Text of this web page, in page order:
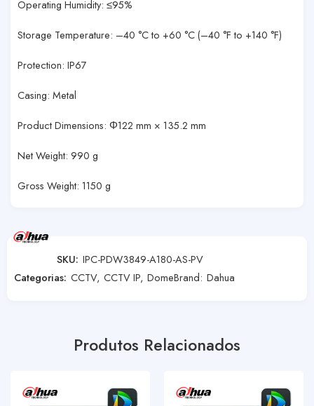
Operating Humidity: ≤95%
Storage Temperature: –40 °C to +60 °C (–40 °F to +140 °F)
Protection: IP67
Casing: Metal
Product Dimensions: Φ122 mm × 135.2 mm
Net Weight: 990 g
Gross Weight: 1150 g
SKU: IPC-PDW3849-A180-AS-PV
Categorias: CCTV, CCTV IP, DomeBrand: Dahua
Produtos Relacionados